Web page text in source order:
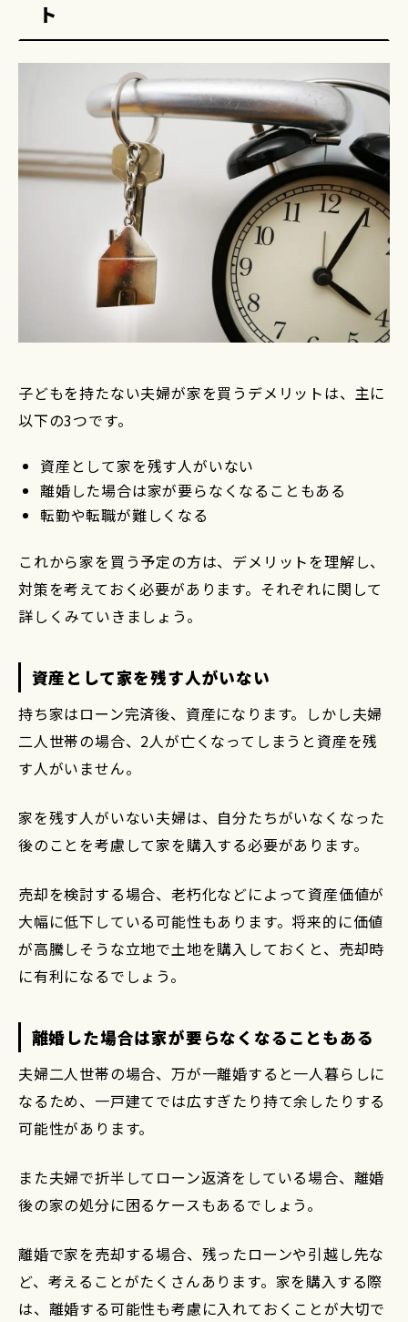
ト
子どもを持たない夫婦が家を買うデメリットは、主に
以下の3つです。
資産として家を残す人がいない
離婚した場合は家が要らなくなることもある
転勤や転職が難しくなる
これから家を買う予定の方は、デメリットを理解し、
対策を考えておく必要があります。それぞれに関して
詳しくみていきましょう。
資産として家を残す人がいない
持ち家はローン完済後、資産になります。しかし夫婦
二人世帯の場合、2人が亡くなってしまうと資産を残
す人がいません。
家を残す人がいない夫婦は、自分たちがいなくなった
後のことを考慮して家を購入する必要があります。
売却を検討する場合、老朽化などによって資産価値が
大幅に低下している可能性もあります。将来的に価値
が高騰しそうな立地で土地を購入しておくと、売却時
に有利になるでしょう。
離婚した場合は家が要らなくなることもある
夫婦二人世帯の場合、万が一離婚すると一人暮らしに
なるため、一戸建てでは広すぎたり持て余したりする
可能性があります。
また夫婦で折半してローン返済をしている場合、離婚
後の家の処分に困るケースもあるでしょう。
離婚で家を売却する場合、残ったローンや引越し先な
ど、考えることがたくさんあります。家を購入する際
は、離婚する可能性も考慮に入れておくことが大切で